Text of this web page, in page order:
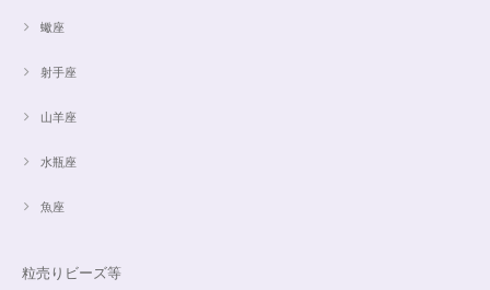
蠍座
射手座
山羊座
水瓶座
魚座
粒売りビーズ等